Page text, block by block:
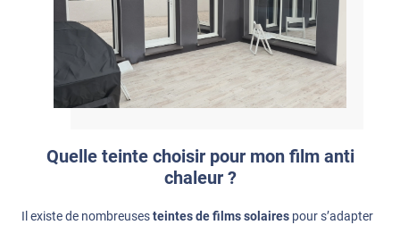
Quelle teinte choisir pour mon film anti
chaleur ?
Il existe de nombreusesteintes de films solaires pour s’adapter